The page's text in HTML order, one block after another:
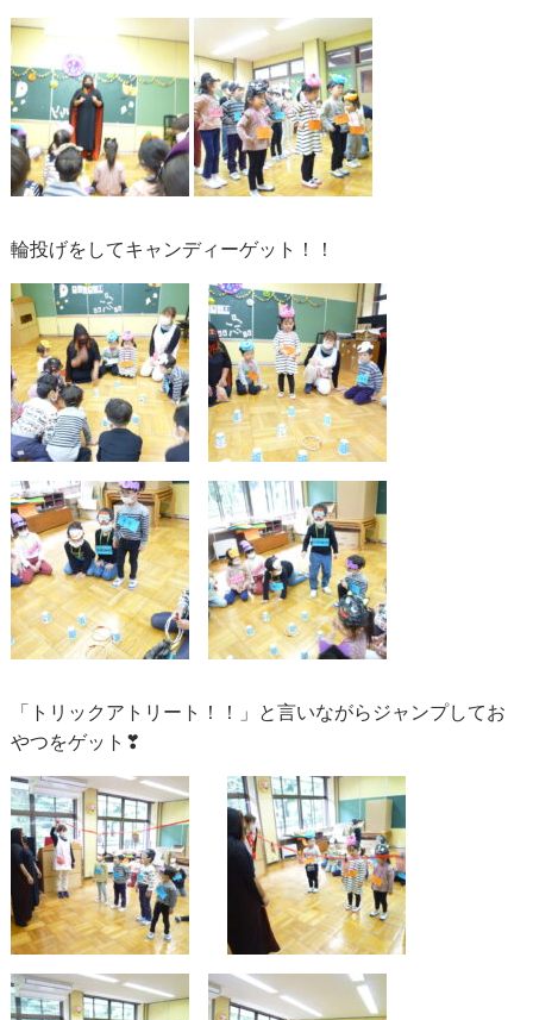
輪投げをしてキャンディーゲット！！
「トリックアトリート！！」と言いながらジャンプしてお
やつをゲット❣